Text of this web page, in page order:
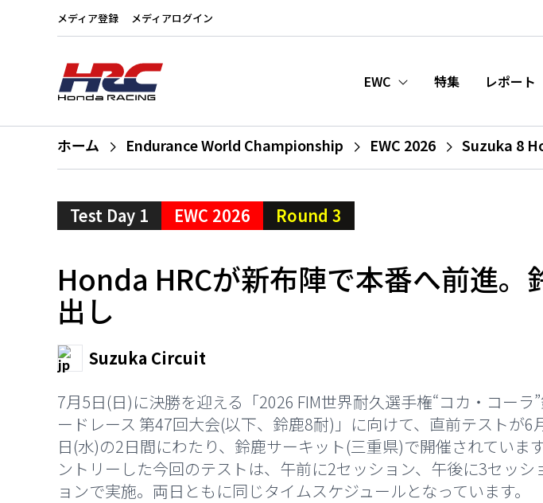
メディア登録 メディアログイン
EWC 特集 レポート
ホーム Endurance World Championship EWC 2026 Suzuka 8
Test Day 1 EWC 2026 Round 3
Honda HRCが新布陣で本番へ前進
出し
Suzuka Circuit
7月5日(日)に決勝を迎える「2026 FIM世界耐久選手権“コカ・コーラ
ードレース 第47回大会(以下、鈴鹿8耐)」に向けて、直前テストが6
日(水)の2日間にわたり、鈴鹿サーキット(三重県)で開催されていま
ントリーした今回のテストは、午前に2セッション、午後に3セッシ
ョンで実施。両日ともに同じタイムスケジュールとなっています。